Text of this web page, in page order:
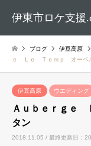
伊東市ロケ支援
ブログ 伊豆高原
ｅ Ｌｅ Ｔｅｍｐ オーベ
伊豆高原 ウエディング
Ａｕｂｅｒｇｅ
タン
2018.11.05 / 最終更新日：